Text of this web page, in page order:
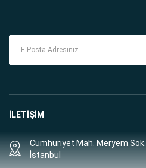
İLETİŞİM
Cumhuriyet Mah. Meryem
İstanbul